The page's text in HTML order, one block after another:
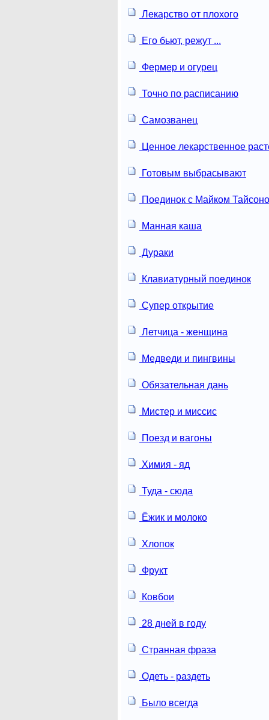
Лекарство от плохого
Его бьют, режут ...
Фермер и огурец
Точно по расписанию
Самозванец
Ценное лекарственное
Готовым выбрасывают
Поединок с Майком
Манная каша
Дураки
Клавиатурный поединок
Супер открытие
Летчица - женщина
Медведи и пингвины
Обязательная дань
Мистер и миссис
Поезд и вагоны
Химия - яд
Туда - сюда
Ёжик и молоко
Хлопок
Фрукт
Ковбои
28 дней в году
Странная фраза
Одеть - раздеть
Было всегда